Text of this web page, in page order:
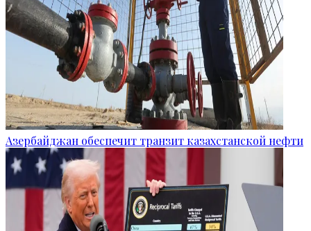
Азербайджан обеспечит транзит казахстанской нефти